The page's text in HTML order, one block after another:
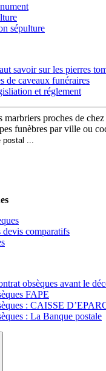
sépulture
savoir sur les pierres
de caveaux funéraires
et réglement
marbriers proches de
funèbres par ville ou
devis comparatifs
obsèques avant le
FAPE
: CAISSE
: La Banque postale